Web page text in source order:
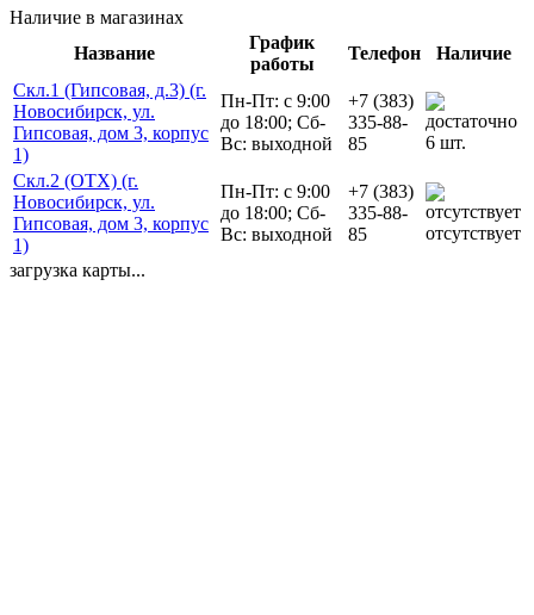
Наличие в магазинах
Название
График
работы
Телефон
Наличие
Скл.1 (Гипсовая, д.3) (г.
Новосибирск, ул.
Гипсовая, дом 3, корпус
1)
Пн-Пт: с 9:00
до 18:00; Сб-
Вс: выходной
+7 (383)
335-88-
85
6 шт.
Скл.2 (ОТХ) (г.
Новосибирск, ул.
Гипсовая, дом 3, корпус
1)
Пн-Пт: с 9:00
до 18:00; Сб-
Вс: выходной
+7 (383)
335-88-
85
отсутствует
загрузка карты...